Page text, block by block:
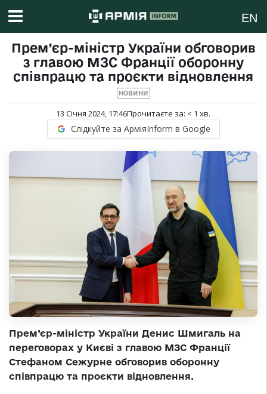
EN
Прем’єр-міністр України обговорив
з главою МЗС Франції оборонну
співпрацю та проєкти відновлення
НОВИНИ
13 Січня 2024, 17:46Прочитаєте за: < 1 хв.
Слідкуйте за АрміяInform в Google
Прем’єр-міністр України Денис Шмигаль на
переговорах у Києві з главою МЗС Франції
Стефаном Сежурне обговорив оборонну
співпрацю та проєкти відновлення.